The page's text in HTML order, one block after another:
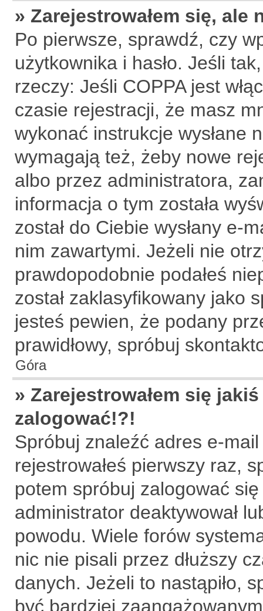
» Zarejestrowałem się, ale
Po pierwsze, sprawdź, czy
użytkownika i hasło. Jeśli
rzeczy: Jeśli COPPA jest
czasie rejestracji, że masz
wykonać instrukcje wysłane
wymagają też, żeby nowe
albo przez administratora,
informacja o tym została
został do Ciebie wysłany e-
nim zawartymi. Jeżeli nie
prawdopodobnie podałeś
został zaklasyfikowany jako
jesteś pewien, że podany
prawidłowy, spróbuj
Góra
» Zarejestrowałem się
zalogować!?!
Spróbuj znaleźć adres e-
rejestrowałeś pierwszy raz,
potem spróbuj zalogować
administrator deaktywował
powodu. Wiele forów
nic nie pisali przez dłuższy
danych. Jeżeli to nastąpiło,
być bardziej